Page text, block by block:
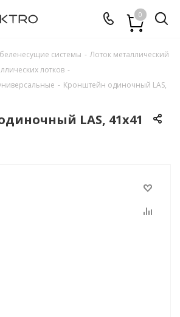
0
системы - Лоток металлический
лотков -
- Кронштейн одиночный LAS,
LAS, 41х41